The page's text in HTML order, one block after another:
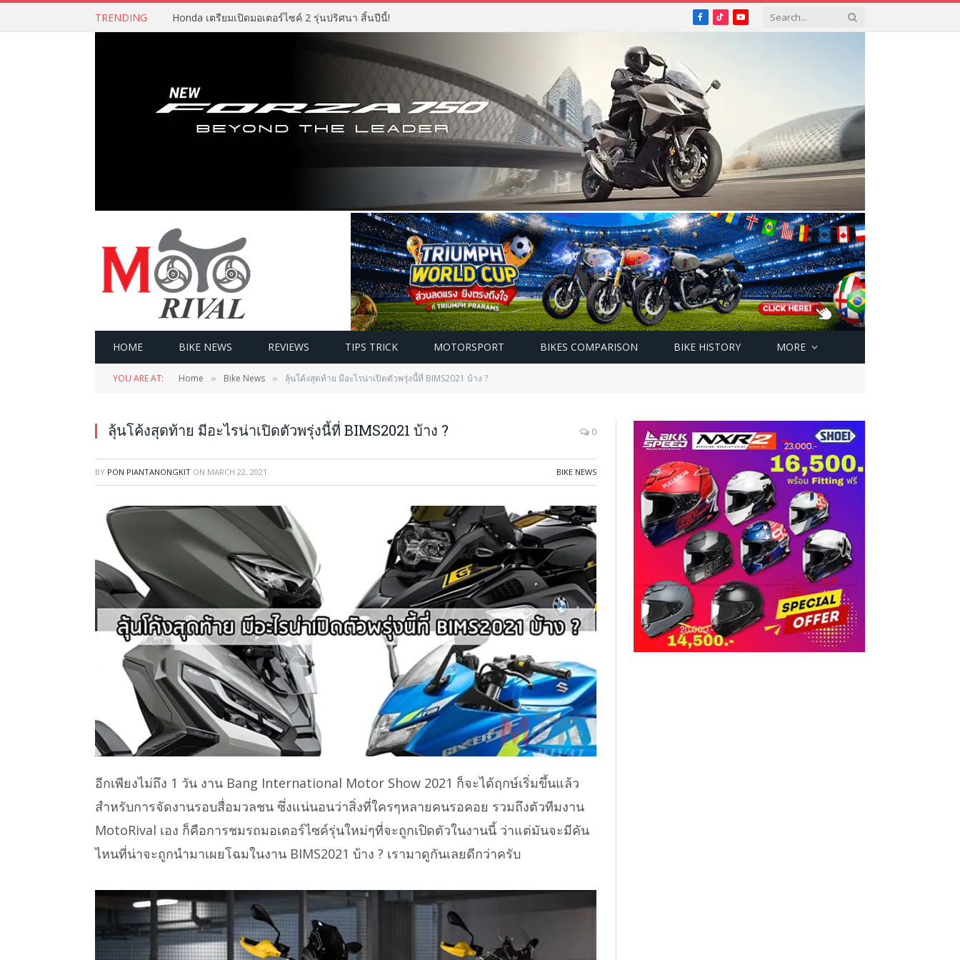
TRENDING Honda เตรียมเปิดมอเตอร์ไซค์ 2 รุ่นปริศนา สิ้นปีนี้! Facebook
TikTokYouTube
HOME BIKE NEWS REVIEWS TIPS TRICK MOTORSPORT BIKES COMPARISON BIKE HISTORY MORE
YOU ARE AT: Home » Bike News » ลุ้นโค้งสุดท้าย มีอะไรน่าเปิดตัวพรุ่งนี้ที่ BIMS2021 บ้าง ?
ลุ้นโค้งสุดท้าย มีอะไรน่าเปิดตัวพรุ่งนี้ที่ BIMS2021 บ้าง ? 0
BY PON PIANTANONGKIT ON MARCH 22, 2021 BIKE NEWS
อีกเพียงไม่ถึง 1 วัน งาน Bang International Motor Show 2021 ก็จะได้ฤกษ์เริ่มขึ้นแล้ว
สำหรับการจัดงานรอบสื่อมวลชน ซึ่งแน่นอนว่าสิ่งที่ใครๆหลายคนรอคอย รวมถึงตัวทีมงาน
MotoRival เอง ก็คือการชมรถมอเตอร์ไซค์รุ่นใหม่ๆที่จะถูกเปิดตัวในงานนี้ ว่าแต่มันจะมีคัน
ไหนที่น่าจะถูกนำมาเผยโฉมในงาน BIMS2021 บ้าง ? เรามาดูกันเลยดีกว่าครับ